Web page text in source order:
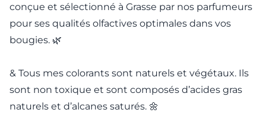
conçue et sélectionné à Grasse par nos parfumeurs
pour ses qualités olfactives optimales dans vos
bougies. 🌿
& Tous mes colorants sont naturels et végétaux. Ils
sont non toxique et sont composés d’acides gras
naturels et d’alcanes saturés. 🌼